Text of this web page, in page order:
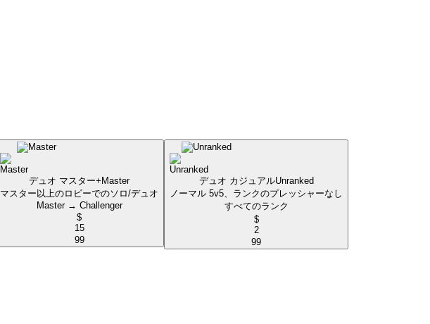
デュオ マスター+ Master
マスター以上のロビーでのソロ/デュオ
Master → Challenger
$
15
99
デュオ カジュアルUnranked
ノーマル 5v5、ランクのプレッシャーなし
すべてのランク
$
2
99